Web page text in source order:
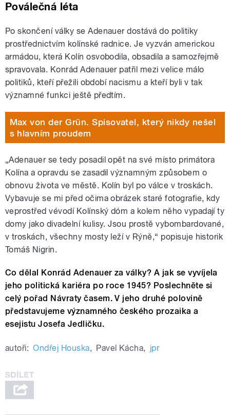
Poválečná léta
Po skončení války se Adenauer dostává do politiky
prostřednictvím kolínské radnice. Je vyzván americkou
armádou, která Kolín osvobodila, obsadila a samozřejmě
spravovala. Konrád Adenauer patřil mezi velice málo
politiků, kteří přežili období nacismu a kteří byli v tak
významné funkci ještě předtím.
Max von der Grün. Spisovatel, který nikdy nešel
s hlavním proudem
„Adenauer se tedy posadil opět na své místo primátora
Kolína a opravdu se zasadil významným způsobem o
obnovu života ve městě. Kolín byl po válce v troskách.
Vybavuje se mi před očima obrázek staré fotografie, kdy
veprostřed vévodí Kolínský dóm a kolem něho vypadají ty
domy jako divadelní kulisy. Jsou prostě vybombardované,
v troskách, všechny mosty leží v Rýně,“ popisuje historik
Tomáš Nigrin.
Co dělal Konrád Adenauer za války? A jak se vyvíjela
jeho politická kariéra po roce 1945? Poslechněte si
celý pořad Návraty časem. V jeho druhé polovině
představujeme významného českého prozaika a
esejistu Josefa Jedličku.
autoři: Ondřej Houska, Pavel Kácha, jpr